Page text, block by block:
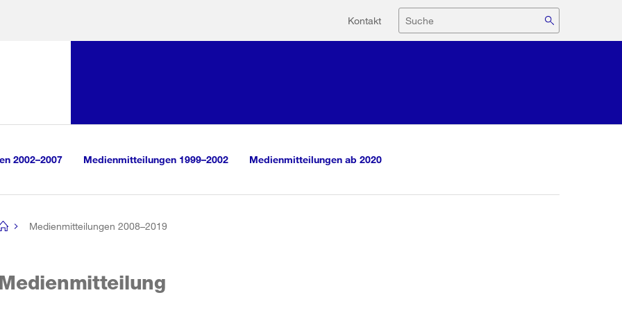
Hilfsnavigation
Kontakt Suche
2002–2007 Medienmitteilungen 1999–2002 Medienmitteilungen ab 2020
Medienmitteilungen 2008–2019